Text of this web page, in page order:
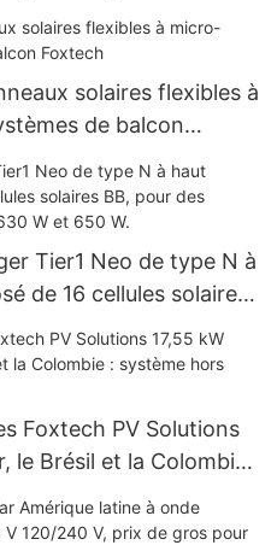
solaires flexibles à
de balcon
Tier1 Neo de type N à
de 16 cellules solaires
590 W, 620 W, 630 W
Foxtech PV Solutions
le Brésil et la Colombie :